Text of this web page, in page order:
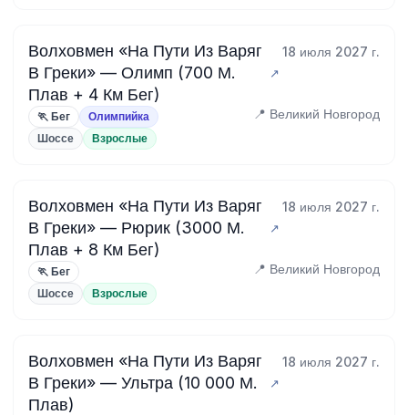
Волховмен «На Пути Из Варяг
В Греки» — Олимп (700 М.
Плав + 4 Км Бег)
18 июля 2027 г.
🏃 Бег Олимпийка 📍 Великий Новгород
Шоссе Взрослые
Волховмен «На Пути Из Варяг
В Греки» — Рюрик (3000 М.
Плав + 8 Км Бег)
18 июля 2027 г.
🏃 Бег 📍 Великий Новгород
Шоссе Взрослые
Волховмен «На Пути Из Варяг
В Греки» — Ультра (10 000 М.
Плав)
18 июля 2027 г.